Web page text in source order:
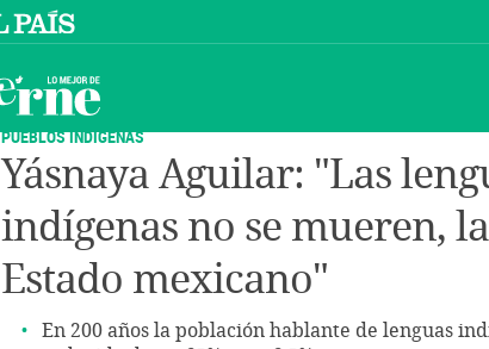
PUEBLOS INDÍGENAS
Yásnaya Aguilar: "Las
indígenas no se mueren,
Estado mexicano"
En 200 años la población hablante de lenguas